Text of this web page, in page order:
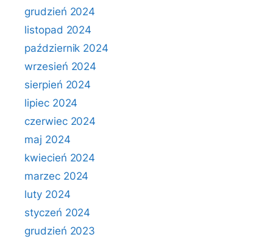
grudzień 2024
listopad 2024
październik 2024
wrzesień 2024
sierpień 2024
lipiec 2024
czerwiec 2024
maj 2024
kwiecień 2024
marzec 2024
luty 2024
styczeń 2024
grudzień 2023